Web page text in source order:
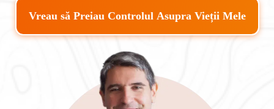
Vreau să Preiau Controlul Asupra Vieții Mele